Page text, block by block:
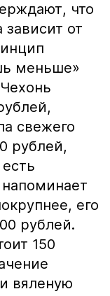
что
зависит от
меньше»
свежего
рублей,
его
рублей.
150
вяленую